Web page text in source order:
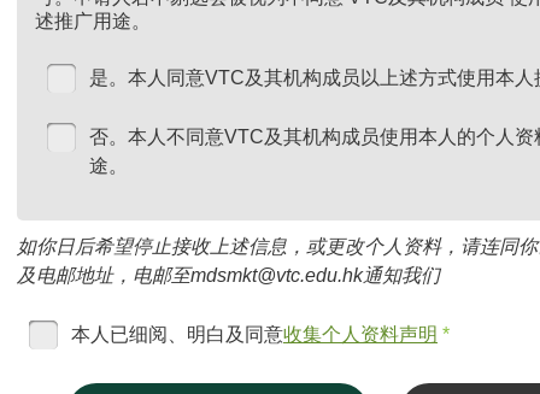
述推广用途。
是。本人同意VTC及其机构成员以上述方式使用本
否。本人不同意VTC及其机构成员使用本人的个人
途。
如你日后希望停止接收上述信息，或更改个人资料，请连同
及电邮地址，电邮至mdsmkt@vtc.edu.hk通知我们
本人已细阅、明白及同意收集个人资料声明 *